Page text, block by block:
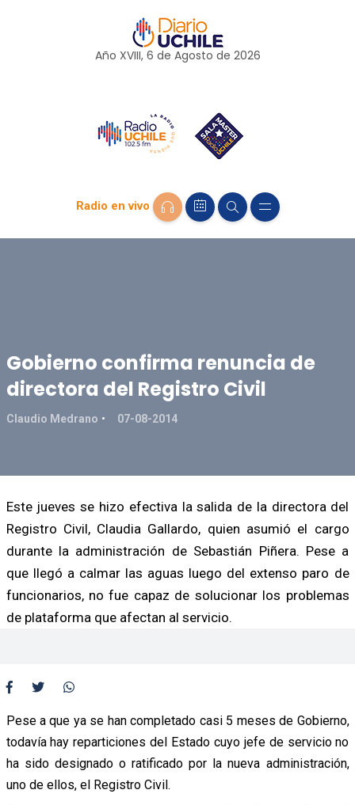
Año XVIII, 6 de Agosto de 2026
Radio en vivo
Gobierno confirma renuncia de
directora del Registro Civil
Claudio Medrano 07-08-2014
Este jueves se hizo efectiva la salida de la directora del
Registro Civil, Claudia Gallardo, quien asumió el cargo
durante la administración de Sebastián Piñera. Pese a
que llegó a calmar las aguas luego del extenso paro de
funcionarios, no fue capaz de solucionar los problemas
de plataforma que afectan al servicio.
Pese a que ya se han completado casi 5 meses de Gobierno,
todavía hay reparticiones del Estado cuyo jefe de servicio no
ha sido designado o ratificado por la nueva administración,
uno de ellos, el Registro Civil.